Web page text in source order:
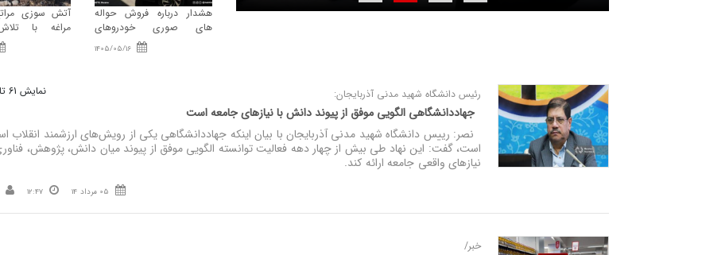
هشدار درباره فروش حواله‌
های صوری خودروهای
1405/05/16
آتش‌ سوزی
مراغه با
امدادی و اهالی
نمایش 61 تا 75 از 10000 رئیس دانشگاه شهید مدنی آذربایجان:
جهاددانشگاهی الگویی موفق از پیوند دانش با نیازهای جامعه است
نصر: رییس دانشگاه شهید مدنی آذربایجان با بیان اینکه جهاددانشگاهی یکی از رویش‌های ارزشمند انقلاب
است، گفت: این نهاد طی بیش از چهار دهه فعالیت توانسته الگویی موفق از پیوند میان دانش، پژوهش،
نیازهای واقعی جامعه ارائه کند.
05 مرداد 14 12:47
خبر/